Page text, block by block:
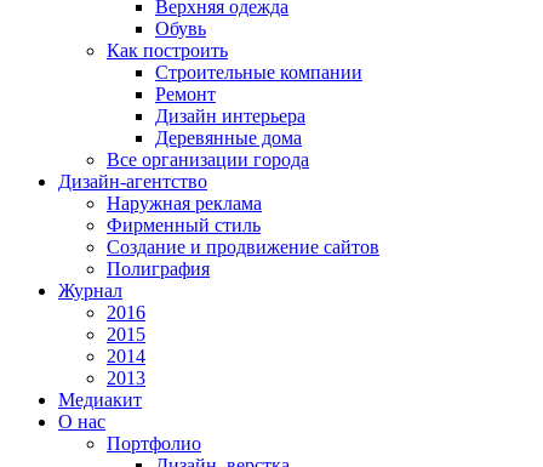
Верхняя одежда
Обувь
Как построить
Строительные компании
Ремонт
Дизайн интерьера
Деревянные дома
Все организации города
Дизайн-агентство
Наружная реклама
Фирменный стиль
Создание и продвижение сайтов
Полиграфия
Журнал
2016
2015
2014
2013
Медиакит
О нас
Портфолио